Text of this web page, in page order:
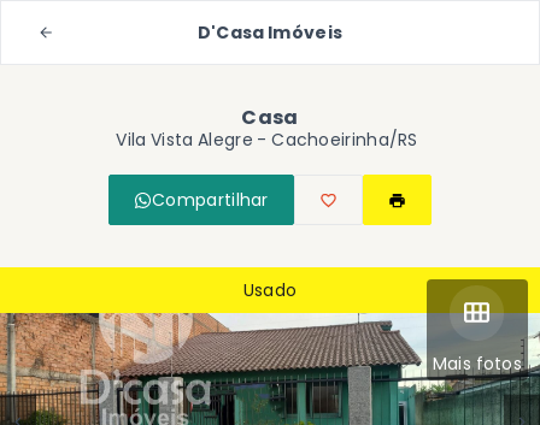
D'Casa Imóveis
Casa
Vila Vista Alegre - Cachoeirinha/RS
Compartilhar
Mais fotos
Usado